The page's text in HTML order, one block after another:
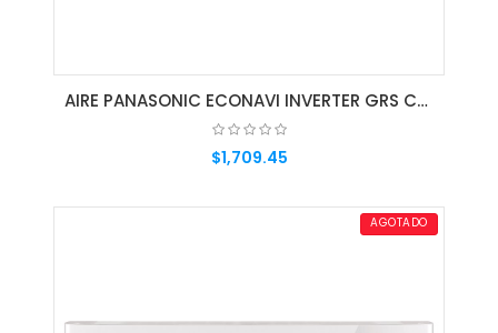
AIRE PANASONIC ECONAVI INVERTER GRS CS-S24TKV -24000 BTU
$1,709.45
AGOTADO